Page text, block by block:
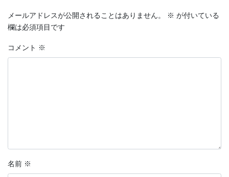
メールアドレスが公開されることはありません。 ※ が付いている
欄は必須項目です
コメント ※
名前 ※